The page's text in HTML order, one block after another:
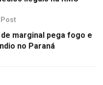
marginal pega fogo e
no Paraná